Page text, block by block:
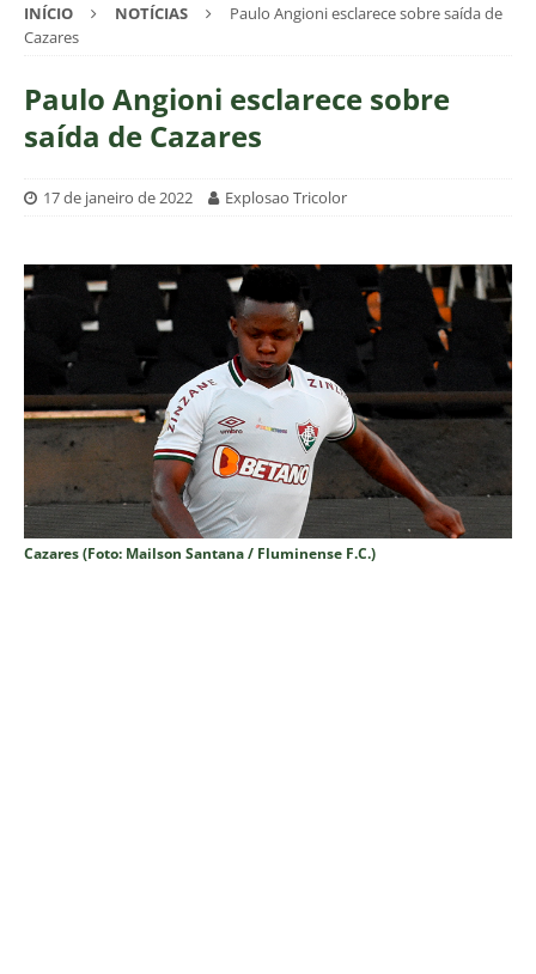
INÍCIO NOTÍCIAS
Paulo Angioni esclarece sobre saída de
Cazares
Paulo Angioni esclarece sobre
saída de Cazares
17 de janeiro de 2022 Explosao Tricolor
Cazares (Foto: Mailson Santana / Fluminense F.C.)